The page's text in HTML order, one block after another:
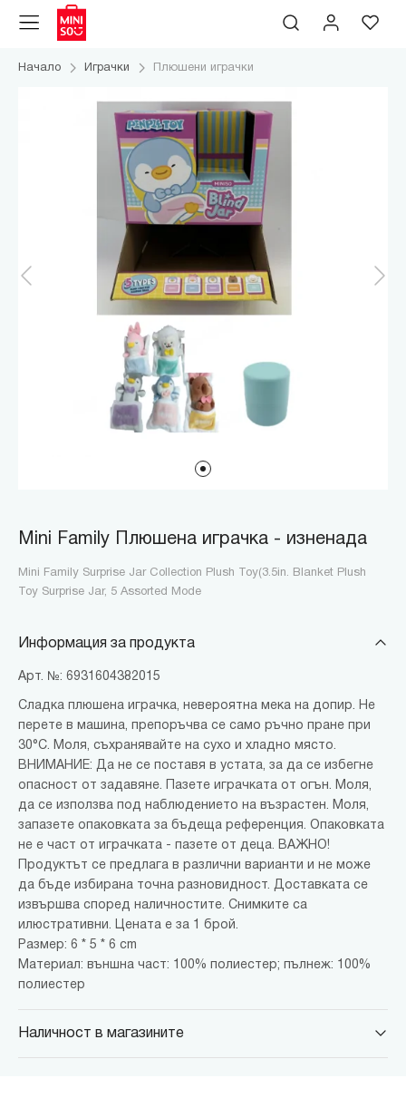
Начало Играчки Плюшени играчки
Mini Family Плюшена играчка - изненада
Mini Family Surprise Jar Collection Plush Toy(3.5in. Blanket Plush
Toy Surprise Jar, 5 Assorted Mode
Информация за продукта
Арт. №: 6931604382015
Сладка плюшена играчка, невероятна мека на допир. Не
перете в машина, препоръчва се само ръчно пране при
30°C. Моля, съхранявайте на сухо и хладно място.
ВНИМАНИЕ: Да не се поставя в устата, за да се избегне
опасност от задавяне. Пазете играчката от огън. Моля,
да се използва под наблюдението на възрастен. Моля,
запазете опаковката за бъдеща референция. Опаковката
не е част от играчката - пазете от деца. ВАЖНО!
Продуктът се предлага в различни варианти и не може
да бъде избирана точна разновидност. Доставката се
извършва според наличностите. Снимките са
илюстративни. Цената е за 1 брой.
Размер: 6 * 5 * 6 cm
Материал: външна част: 100% полиестер; пълнеж: 100%
полиестер
Наличност в магазините